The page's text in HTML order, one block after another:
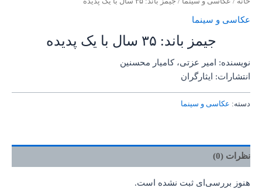
عکاسی و سینما
جیمز باند:‌ ۳۵ سال با یک پدیده
نویسنده: امیر عزتی، کامیار محسنین
انتشارات: ایثارگران
دسته: عکاسی و سینما
نظرات (0)
هنوز بررسی‌ای ثبت نشده است.